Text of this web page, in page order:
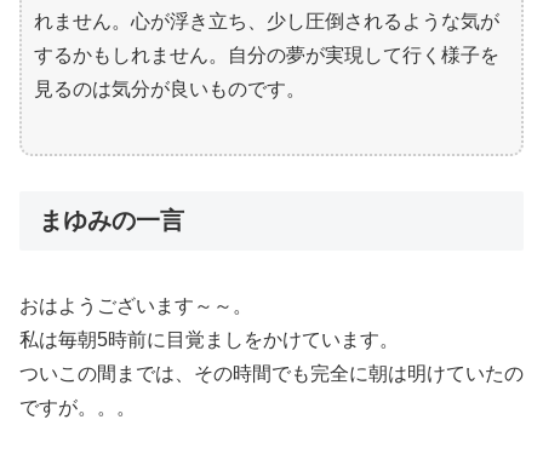
れません。心が浮き立ち、少し圧倒されるような気が
するかもしれません。自分の夢が実現して行く様子を
見るのは気分が良いものです。
まゆみの一言
おはようございます～～。
私は毎朝5時前に目覚ましをかけています。
ついこの間までは、その時間でも完全に朝は明けていたの
ですが。。。